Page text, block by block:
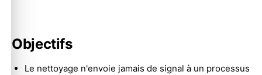
Objectifs
Le nettoyage n'envoie jamais de signal à un processus